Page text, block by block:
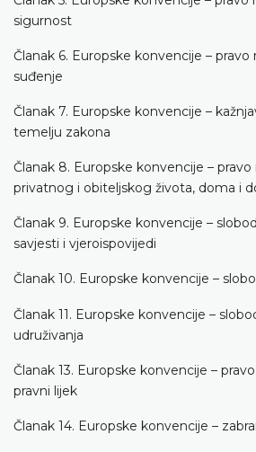
sigurnost
Članak 6. Europske konvencije – pravo
suđenje
Članak 7. Europske konvencije –
temelju zakona
Članak 8. Europske konvencije –
privatnog i obiteljskog života, doma i
Članak 9. Europske konvencije –
savjesti i vjeroispovijedi
Članak 10. Europske konvencije –
Članak 11. Europske konvencije –
udruživanja
Članak 13. Europske konvencije –
pravni lijek
Članak 14. Europske konvencije –